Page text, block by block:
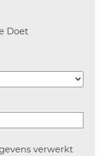
Doet
om informatie over
verwerkt